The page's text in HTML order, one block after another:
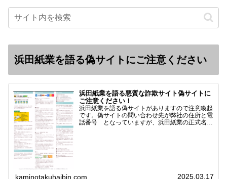
浜田紙業を語る偽サイトにご注意ください
浜田紙業を語る悪質な詐欺サイト偽サイトに
ご注意ください！
浜田紙業を語る偽サイトがありますので注意喚起
です。偽サイトの問い合わせ先が弊社の住所と電
話番号 となっていますが、浜田紙業の正式名称
kaminotakuhaibin.com 2025.03.17